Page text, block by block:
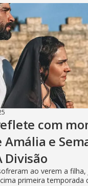
com
e
Divisão
ao verem a filha,
primeira temporada